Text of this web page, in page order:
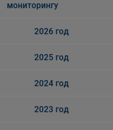
мониторингу
2026 год
2025 год
2024 год
2023 год